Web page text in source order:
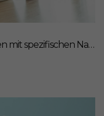
Digitales Blaulicht: Wie Sie Ihre Augen mit spezifischen Nahrungsergänzungsmitteln schützen können